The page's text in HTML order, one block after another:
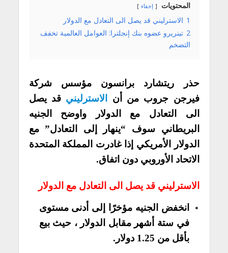
المحتويات إخفاء
1 الاسترليني قد يصل الى التعادل مع الدولار
2 تينريرو عضوه بنك إنجلترا: العوامل العالمية تخفف
التضخم
حذر ريتشارد برانسون مؤسس شركة
فيرجن جروب من أن
الاسترليني قد يصل
الى التعادل مع الدولار واوضح الجنيه
البريطاني سوف “ينهار إلى التعادل” مع
الدولار الأمريكي إذا غادرت المملكة المتحدة
الاتحاد الأوروبي دون اتفاق.
الاسترليني قد يصل الى التعادل مع الدولار
انخفض الجنيه مؤخرًا إلى أدنى مستوى
في ستة أشهر مقابل الدولار ، حيث بيع
بأقل من 1.25 دولار.